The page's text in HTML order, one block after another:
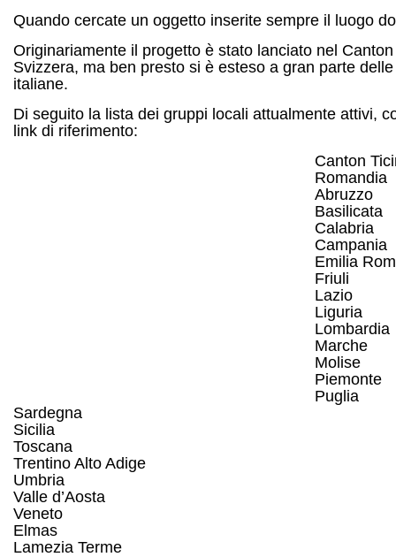
Quando cercate un oggetto inserite sempre il luogo
Originariamente il progetto è stato lanciato nel
Svizzera, ma ben presto si è esteso a gran parte
italiane.
Di seguito la lista dei gruppi locali attualmente attivi,
link di riferimento:
Canton
Romandia
Abruzzo
Basilicata
Calabria
Campania
Emilia
Friuli
Lazio
Liguria
Lombardia
Marche
Molise
Piemonte
Puglia
Sardegna
Sicilia
Toscana
Trentino Alto Adige
Umbria
Valle d’Aosta
Veneto
Elmas
Lamezia Terme